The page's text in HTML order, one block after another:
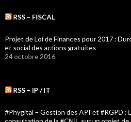
RSS – FISCAL
Projet de Loi de Finances pour 2017 :
et social des actions gratuites
24 octobre 2016
RSS – IP / IT
#Phygital – Gestion des API et #RGPD :